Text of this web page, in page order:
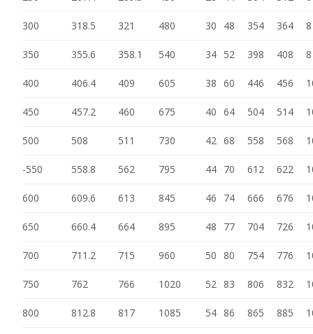
300 318.5 321 480 30 48 354 364 8
350 355.6 358.1 540 34 52 398 408 8
400 406.4 409 605 38 60 446 456
450 457.2 460 675 40 64 504 514
500 508 511 730 42 68 558 568
-550 558.8 562 795 44 70 612 622
600 609.6 613 845 46 74 666 676
650 660.4 664 895 48 77 704 726
700 711.2 715 960 50 80 754 776
750 762 766 1020 52 83 806 832
800 812.8 817 1085 54 86 865 885